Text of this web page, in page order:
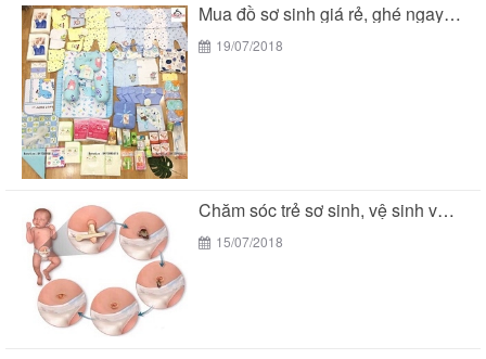
Mua đồ sơ sinh giá rẻ, ghé ngay BeTuti...
19/07/2018
Chăm sóc trẻ sơ sinh, vệ sinh vùng rốn
15/07/2018